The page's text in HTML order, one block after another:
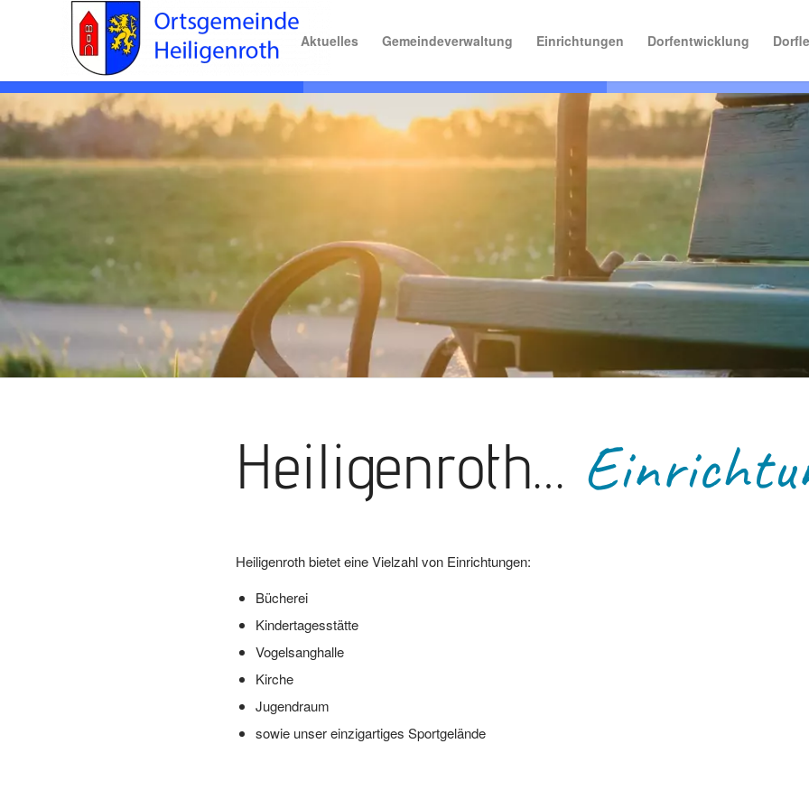
Aktuelles Gemeindeverwaltung Einrichtungen Dorfentwicklung
Heiligenroth…
Heiligenroth bietet eine Vielzahl von Einrichtungen:
Bücherei
Kindertagesstätte
Vogelsanghalle
Kirche
Jugendraum
sowie unser einzigartiges Sportgelände